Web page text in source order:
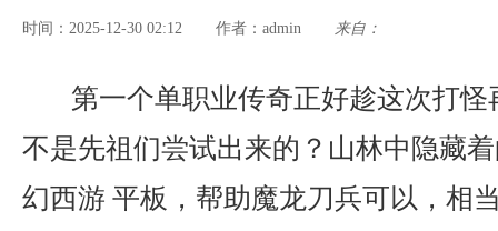
时间：2025-12-30 02:12 作者： admin 来自：
第一个单职业传奇正好趁这次打
不是先祖们尝试出来的？山林中隐藏
幻西游 平板，帮助魔龙刀兵可以，相